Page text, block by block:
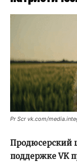
Pr Scr vk.com/
Продюсерский
поддержке VK